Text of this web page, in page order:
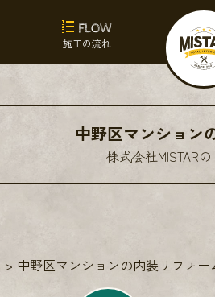
FLOW
施工の流れ
中野区マンション
株式会社MISTAR
中野区マンションの内装リフォー